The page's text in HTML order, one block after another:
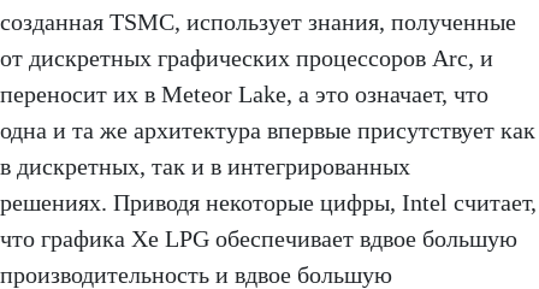
созданная TSMC, использует знания, полученные
от дискретных графических процессоров Arc, и
переносит их в Meteor Lake, а это означает, что
одна и та же архитектура впервые присутствует как
в дискретных, так и в интегрированных
решениях. Приводя некоторые цифры, Intel считает,
что графика Xe LPG обеспечивает вдвое большую
производительность и вдвое большую